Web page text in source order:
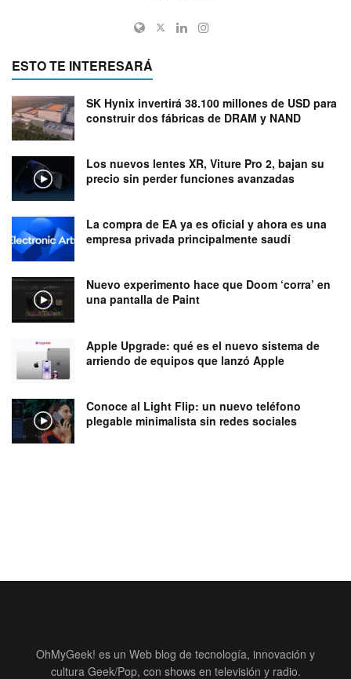
ESTO TE INTERESARÁ
SK Hynix invertirá 38.100 millones de USD para
construir dos fábricas de DRAM y NAND
Los nuevos lentes XR, Viture Pro 2, bajan su
precio sin perder funciones avanzadas
La compra de EA ya es oficial y ahora es una
empresa privada principalmente saudí
Nuevo experimento hace que Doom ‘corra’ en
una pantalla de Paint
Apple Upgrade: qué es el nuevo sistema de
arriendo de equipos que lanzó Apple
Conoce al Light Flip: un nuevo teléfono
plegable minimalista sin redes sociales
OhMyGeek! es un Web blog de tecnología, innovación y
cultura Geek/Pop, con shows en televisión y radio.